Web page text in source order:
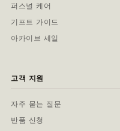
퍼스널 케어
기프트 가이드
아카이브 세일
고객 지원
자주 묻는 질문
반품 신청